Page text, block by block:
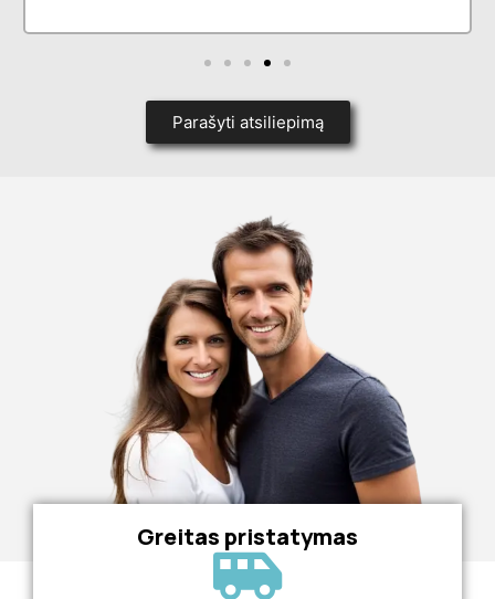
Parašyti atsiliepimą
Greitas pristatymas